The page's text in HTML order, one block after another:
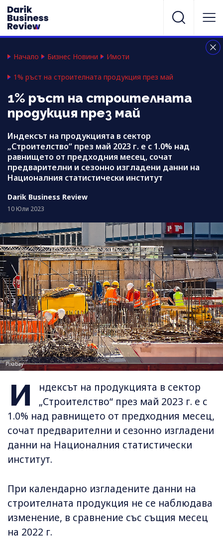
Начало Бизнес Новини Имоти
1% ръст на строителната продукция през май
1% ръст на строителната
продукция през май
Индексът на продукцията в сектор
„Строителство“ през май 2023 г. е с 1.0% над
равнището от предходния месец, сочат
предварителни и сезонно изгладени данни на
Националния статистически институт
Darik Business Review
10 Юли 2023
Pixabay
И
ндексът на продукцията в сектор
„Строителство“ през май 2023 г. е с
1.0% над равнището от предходния месец,
сочат предварителни и сезонно изгладени
данни на Националния статистически
институт.
При календарно изгладените данни на
строителната продукция не се наблюдава
изменение, в сравнение със същия месец
на 2022 г.